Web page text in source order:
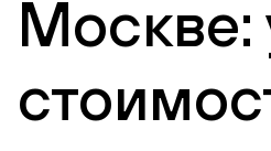
Москве: